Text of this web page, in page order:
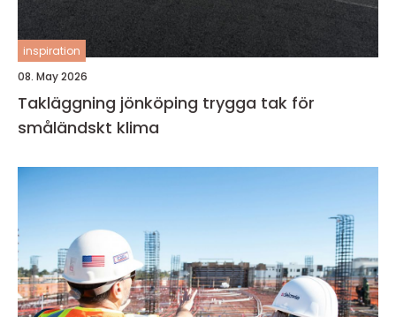
inspiration
08. May 2026
Takläggning jönköping trygga tak för
småländskt klima